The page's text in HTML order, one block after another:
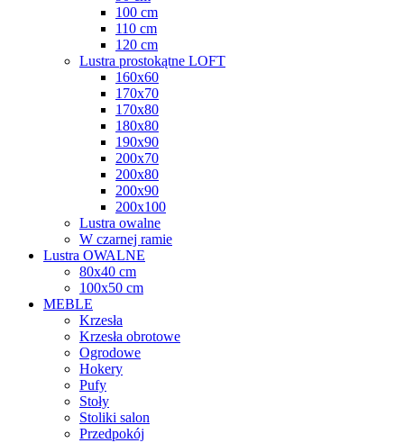
100 cm
110 cm
120 cm
Lustra prostokątne LOFT
160x60
170x70
170x80
180x80
190x90
200x70
200x80
200x90
200x100
Lustra owalne
W czarnej ramie
Lustra OWALNE
80x40 cm
100x50 cm
MEBLE
Krzesła
Krzesła obrotowe
Ogrodowe
Hokery
Pufy
Stoły
Stoliki salon
Przedpokój